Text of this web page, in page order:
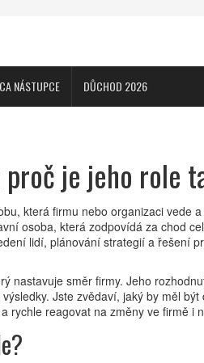
NÁSTUPCE DŮCHOD 2026
je jeho role
která firmu nebo organizaci vede
osoba, která zodpovídá za chod
lidí, plánování strategií a řešení
nastavuje směr firmy. Jeho
Jste zvědaví, jaký by měl být
rychle reagovat na změny ve firmě i